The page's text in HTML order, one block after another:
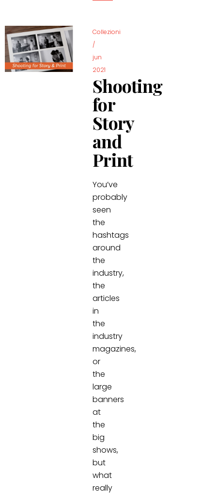
Collezioni
/
jun
2021
Shooting
for
Story
and
Print
You’ve
probably
seen
the
hashtags
around
the
industry,
the
articles
in
the
industry
magazines,
or
the
large
banners
at
the
big
shows,
but
what
really